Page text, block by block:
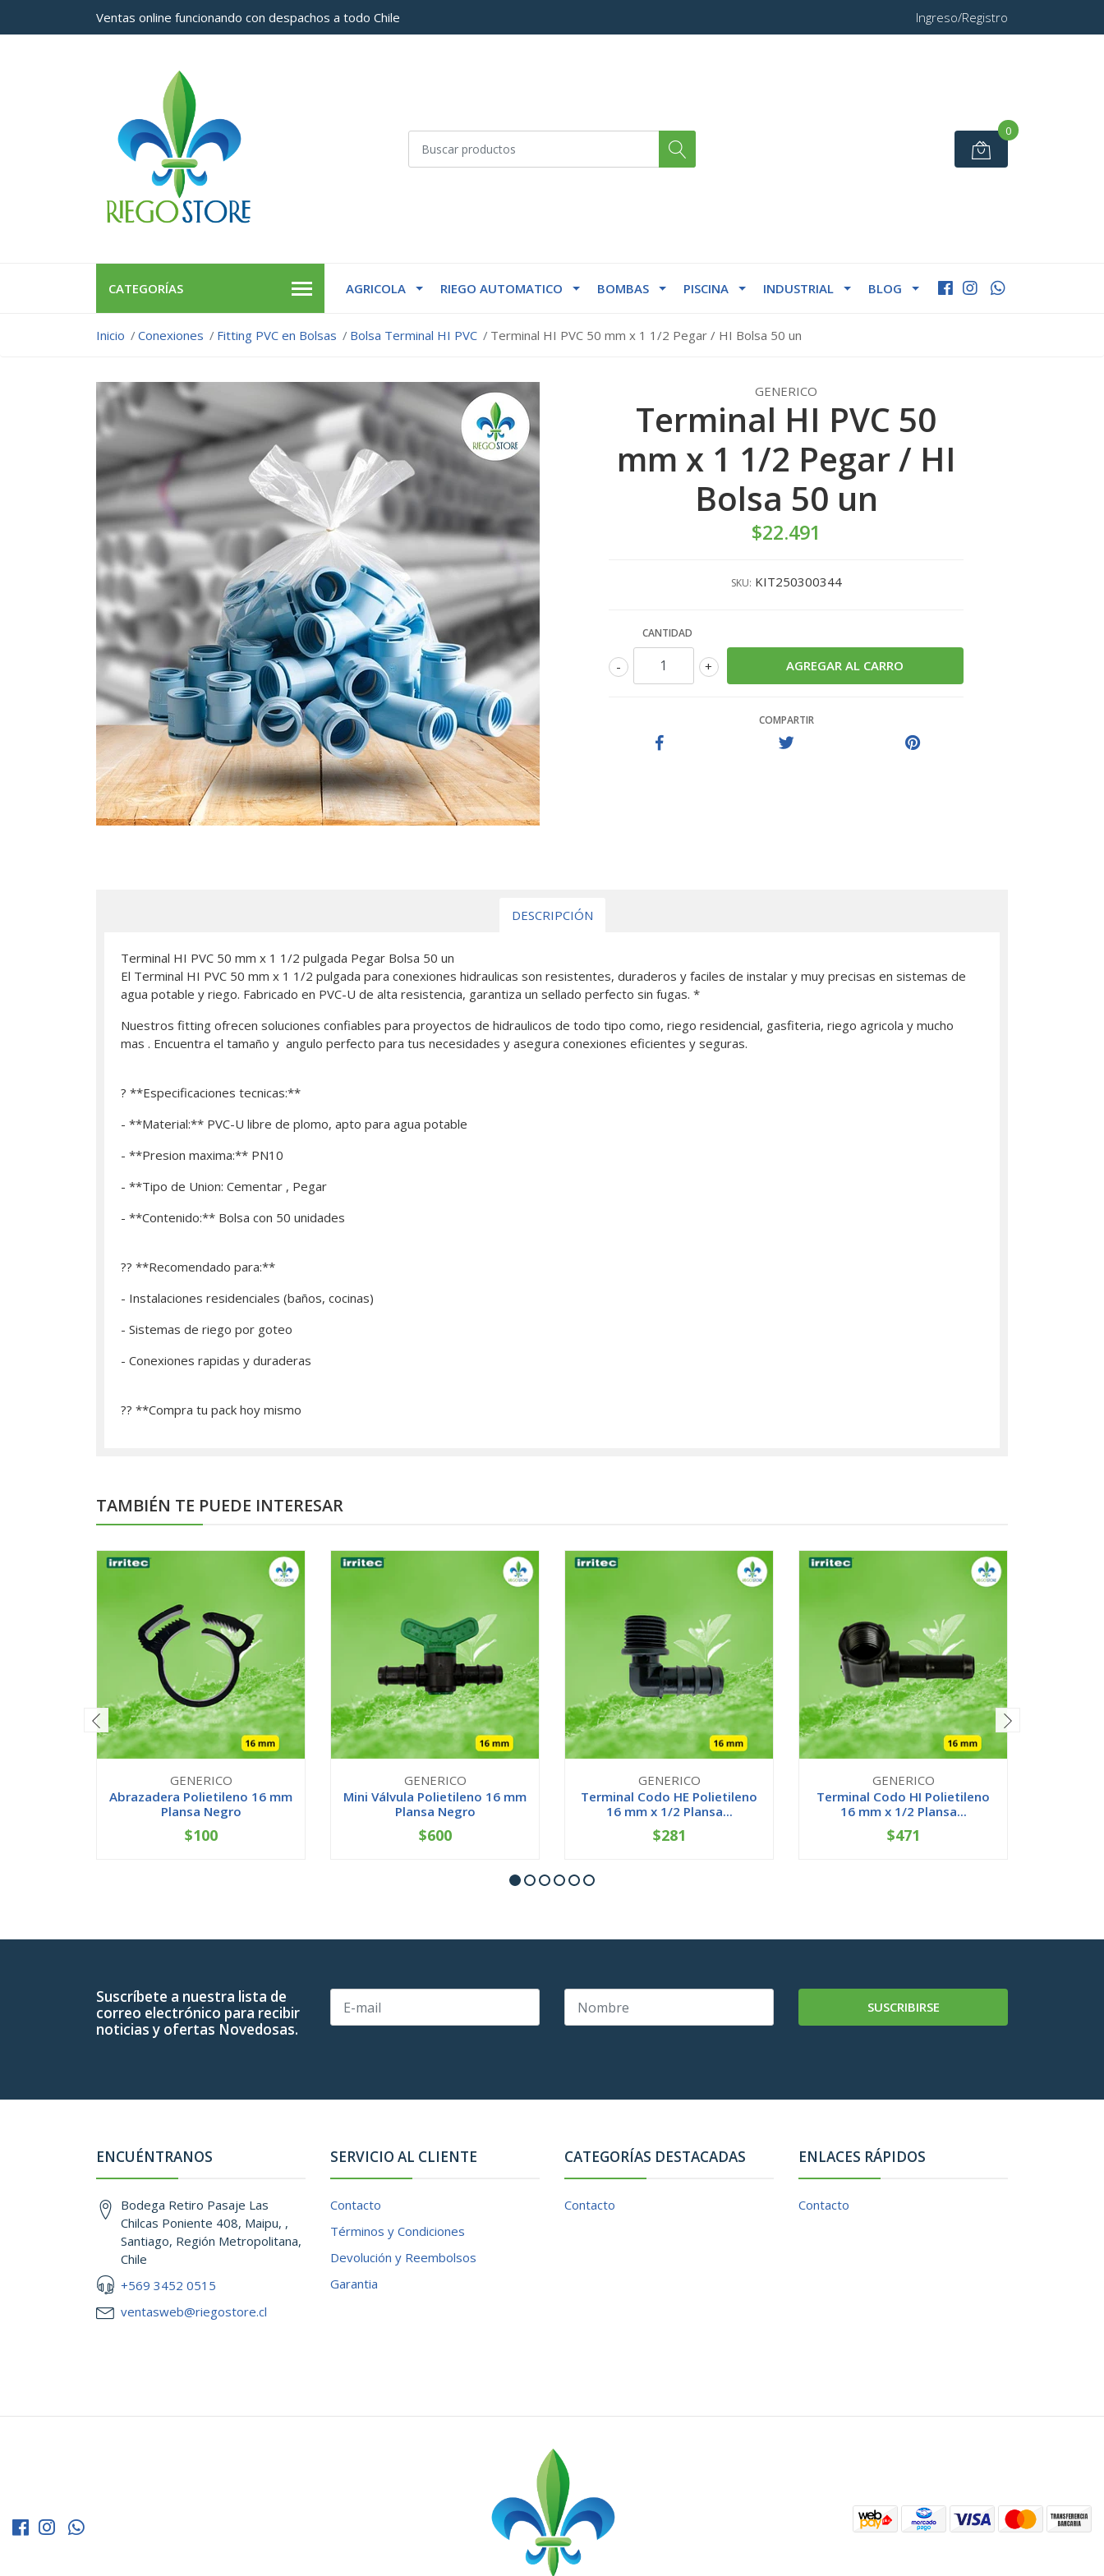
Ventas online funcionando con despachos a todo Chile Ingreso/Registro
0
CATEGORÍAS AGRICOLA RIEGO AUTOMATICO BOMBAS PISCINA INDUSTRIAL BLOG
Inicio Conexiones Fitting PVC en Bolsas Bolsa Terminal HI PVC Terminal HI PVC 50 mm x 1 1/2 Pegar / HI Bolsa 50 un
GENERICO
Terminal HI PVC 50
mm x 1 1/2 Pegar / HI
Bolsa 50 un
$22.491
SKU: KIT250300344
CANTIDAD
+
-
COMPARTIR
DESCRIPCIÓN
Terminal HI PVC 50 mm x 1 1/2 pulgada Pegar Bolsa 50 un
El Terminal HI PVC 50 mm x 1 1/2 pulgada para conexiones hidraulicas son resistentes, duraderos y faciles de instalar y muy precisas en sistemas de
agua potable y riego. Fabricado en PVC-U de alta resistencia, garantiza un sellado perfecto sin fugas. *
Nuestros fitting ofrecen soluciones confiables para proyectos de hidraulicos de todo tipo como, riego residencial, gasfiteria, riego agricola y mucho
mas . Encuentra el tamaño y angulo perfecto para tus necesidades y asegura conexiones eficientes y seguras.
? **Especificaciones tecnicas:**
- **Material:** PVC-U libre de plomo, apto para agua potable
- **Presion maxima:** PN10
- **Tipo de Union: Cementar , Pegar
- **Contenido:** Bolsa con 50 unidades
?? **Recomendado para:**
- Instalaciones residenciales (baños, cocinas)
- Sistemas de riego por goteo
- Conexiones rapidas y duraderas
?? **­Compra tu pack hoy mismo
TAMBIÉN TE PUEDE INTERESAR
GENERICO
Abrazadera Polietileno 16 mm
Plansa Negro
+
$100
GENERICO
Mini Válvula Polietileno 16 mm
Plansa Negro
+
$600
GENERICO
Terminal Codo HE Polietileno
16 mm x 1/2 Plansa...
+
$281
GENERICO
Terminal Codo HI Polietileno
16 mm x 1/2 Plansa...
+
$471
Suscríbete a nuestra lista de
correo electrónico para recibir
noticias y ofertas Novedosas.
SUSCRIBIRSE
ENCUÉNTRANOS
Bodega Retiro Pasaje Las
Chilcas Poniente 408, Maipu, ,
Santiago, Región Metropolitana,
Chile
+569 3452 0515
ventasweb@riegostore.cl
SERVICIO AL CLIENTE
Contacto
Términos y Condiciones
Devolución y Reembolsos
Garantia
CATEGORÍAS DESTACADAS
Contacto
ENLACES RÁPIDOS
Contacto